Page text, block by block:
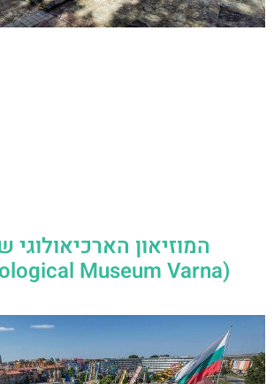
המוזיאון הארכיאולוגי
(Archaeological Museum Varna)